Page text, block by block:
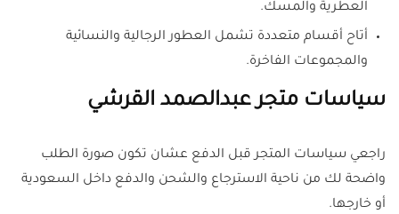
العطرية والمسك.
أتاح أقسام متعددة تشمل العطور الرجالية والنسائية
والمجموعات الفاخرة.
سياسات متجر عبدالصمد القرشي
راجعي سياسات المتجر قبل الدفع عشان تكون صورة الطلب
واضحة لك من ناحية الاسترجاع والشحن والدفع داخل السعودية
أو خارجها.